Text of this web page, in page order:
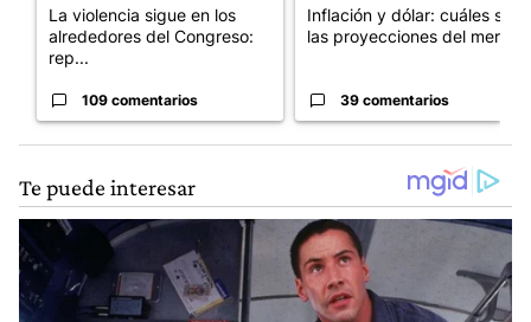
La violencia sigue en los
alrededores del Congreso:
rep...
109 comentarios
Inflación y dólar: cuáles son
las proyecciones del merc...
39 comentarios